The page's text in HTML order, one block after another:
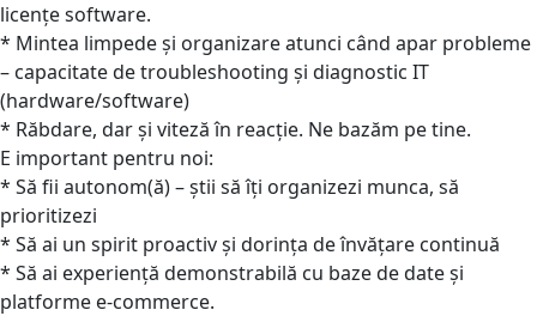
licențe software.
* Mintea limpede și organizare atunci când apar probleme
– capacitate de troubleshooting și diagnostic IT
(hardware/software)
* Răbdare, dar și viteză în reacție. Ne bazăm pe tine.
E important pentru noi:
* Să fii autonom(ă) – știi să îți organizezi munca, să
prioritizezi
* Să ai un spirit proactiv și dorința de învățare continuă
* Să ai experiență demonstrabilă cu baze de date și
platforme e-commerce.